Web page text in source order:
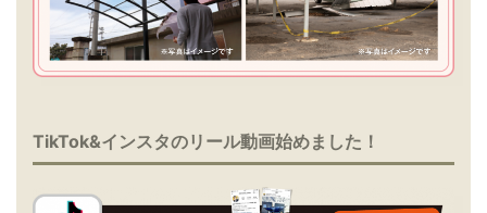
TikTok&インスタのリール動画始めました！